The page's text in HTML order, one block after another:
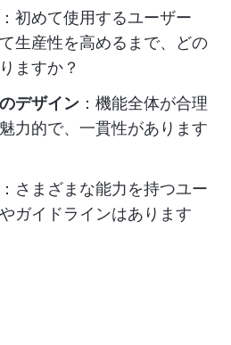
：初めて使用するユーザー
生産性を高めるまで、どの
ますか？
デザイン ：機能全体が合理
力的で、一貫性があります
：さまざまな能力を持つユー
ガイドラインはあります